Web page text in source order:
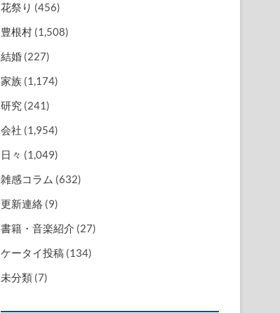
花祭り (456)
豊根村 (1,508)
結婚 (227)
家族 (1,174)
研究 (241)
会社 (1,954)
日々 (1,049)
雑感コラム (632)
更新連絡 (9)
書籍・音楽紹介 (27)
ケータイ投稿 (134)
未分類 (7)